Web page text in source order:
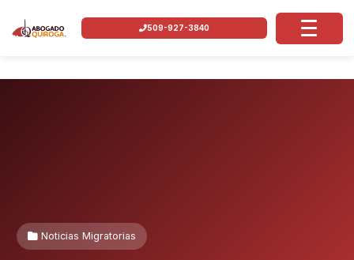
509-927-3840
Noticias Migratorias